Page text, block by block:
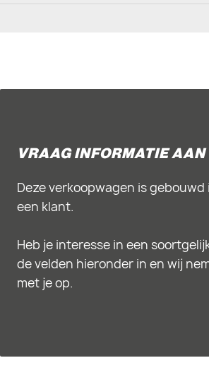
VRAAG INFORMATIE AAN
Deze verkoopwagen is
een klant.
Heb je interesse in een
de velden hieronder in en wij
met je op.